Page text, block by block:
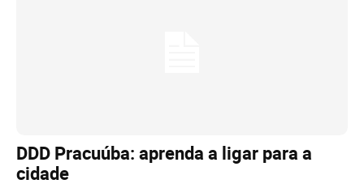
DDD Pracuúba: aprenda a ligar para a
cidade